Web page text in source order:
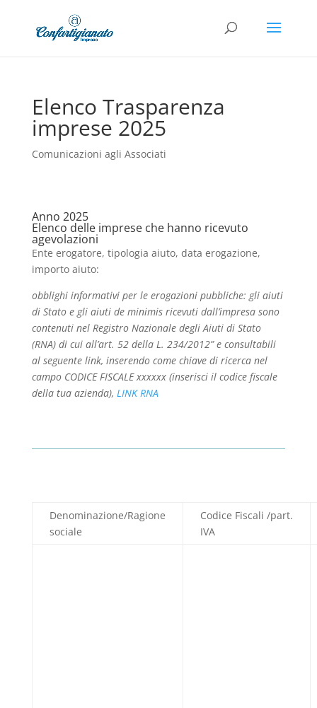
Elenco Trasparenza
imprese 2025
Comunicazioni agli Associati
Anno 2025
Elenco delle imprese che hanno ricevuto
agevolazioni
Ente erogatore, tipologia aiuto, data erogazione,
importo aiuto:
obblighi informativi per le erogazioni pubbliche: gli aiuti
di Stato e gli aiuti de minimis ricevuti dall’impresa sono
contenuti nel Registro Nazionale degli Aiuti di Stato
(RNA) di cui all’art. 52 della L. 234/2012” e consultabili
al seguente link, inserendo come chiave di ricerca nel
campo CODICE FISCALE xxxxxx (inserisci il codice fiscale
della tua azienda), LINK RNA
Denominazione/Ragione
sociale
Codice Fiscali /part.
IVA